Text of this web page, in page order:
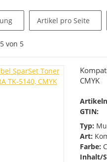
Artikel pro Seite
5von 5
CMYK
GTIN:
Typ:
Art:
Farbe:
Inhalt/